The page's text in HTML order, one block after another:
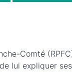
Comté
lui expliquer